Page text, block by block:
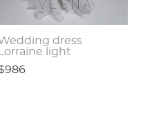
dress
Lorraine light